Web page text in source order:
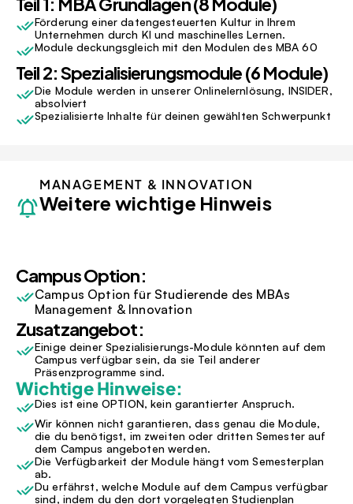
Förderung einer datengesteuerten Kultur in Ihrem
Unternehmen durch KI und maschinelles Lernen.
Module deckungsgleich mit den Modulen des MBA 60
Teil 2: Spezialisierungsmodule (6 Module)
Die Module werden in unserer Onlinelernlösung, INSIDER,
absolviert
Spezialisierte Inhalte für deinen gewählten Schwerpunkt
MANAGEMENT & INNOVATION
Weitere wichtige Hinweis
Campus Option:
Campus Option für Studierende des MBAs
Management & Innovation
Zusatzangebot:
Einige deiner Spezialisierungs-Module könnten auf dem
Campus verfügbar sein, da sie Teil anderer
Präsenzprogramme sind.
Wichtige Hinweise:
Dies ist eine OPTION, kein garantierter Anspruch.
Wir können nicht garantieren, dass genau die Module,
die du benötigst, im zweiten oder dritten Semester auf
dem Campus angeboten werden.
Die Verfügbarkeit der Module hängt vom Semesterplan
ab.
Du erfährst, welche Module auf dem Campus verfügbar
sind, indem du den dort vorgelegten Studienplan